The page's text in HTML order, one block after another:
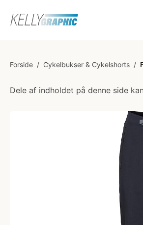
Forside / Cykelbukser & Cykelshorts /
Dele af indholdet på denne side